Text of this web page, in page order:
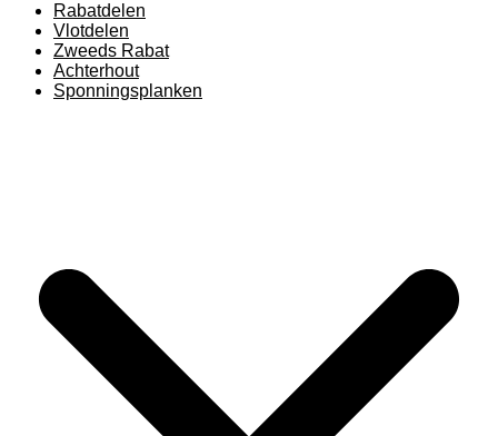
Rabatdelen
Vlotdelen
Zweeds Rabat
Achterhout
Sponningsplanken